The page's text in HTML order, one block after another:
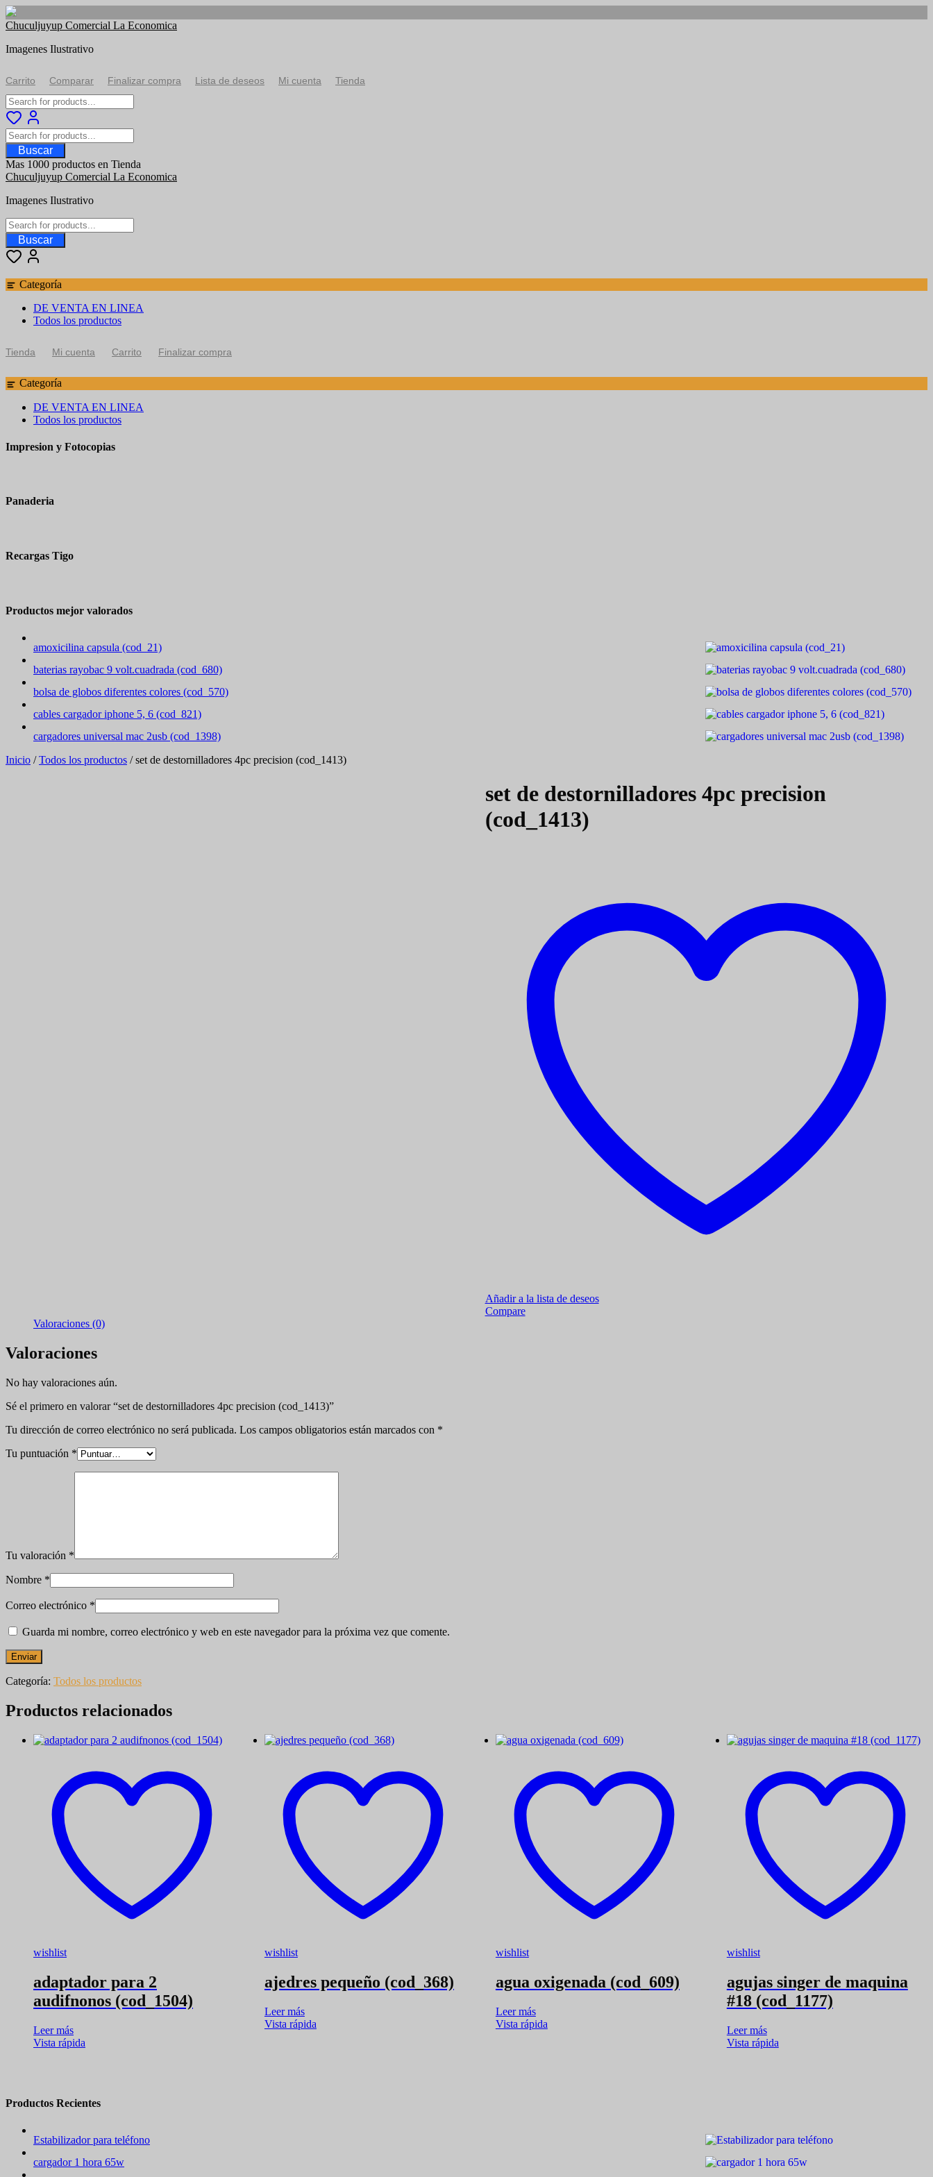
Saltar
contenido
Chuculjuyup Comercial La Economica
Imagenes Ilustrativo
Carrito Comparar Finalizar compra Lista de deseos Mi cuenta Tienda
Buscar
Mas 1000 productos en Tienda
Chuculjuyup Comercial La Economica
Imagenes Ilustrativo
Buscar
Categoría
DE VENTA EN LINEA
Todos los productos
Tienda Mi cuenta Carrito Finalizar compra
Categoría
DE VENTA EN LINEA
Todos los productos
Impresion y Fotocopias
Panaderia
Recargas Tigo
Productos mejor valorados
amoxicilina capsula (cod_21)
baterias rayobac 9 volt.cuadrada (cod_680)
bolsa de globos diferentes colores (cod_570)
cables cargador iphone 5, 6 (cod_821)
cargadores universal mac 2usb (cod_1398)
Inicio /Todos los productos / set de destornilladores 4pc precision (cod_1413)
set de destornilladores 4pc precision
(cod_1413)
Añadir a la lista de deseos
Compare
Valoraciones (0)
Valoraciones
No hay valoraciones aún.
Sé el primero en valorar “set de destornilladores 4pc precision (cod_1413)”
Tu dirección de correo electrónico no será publicada. Los campos obligatorios están marcados con *
Tu puntuación *
Tu valoración *
Nombre *
Correo electrónico *
Guarda mi nombre, correo electrónico y web en este navegador para la próxima vez que comente.
Categoría: Todos los productos
Productos relacionados
wishlist
adaptador para 2
audifnonos (cod_1504)
Leer más
Vista rápida
wishlist
ajedres pequeño (cod_368)
Leer más
Vista rápida
wishlist
agua oxigenada (cod_609)
Leer más
Vista rápida
wishlist
agujas singer de maquina
#18 (cod_1177)
Leer más
Vista rápida
Productos Recientes
Estabilizador para teléfono
cargador 1 hora 65w